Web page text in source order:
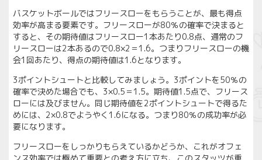
バスケットボールではフリースローをもらうことが、最も得点
効率が高まる要素です。フリースローが80％の確率で決まると
すると、その期待値はフリースロー1本あたり0.8点、通常のフ
リースローは2本あるので0.8×2＝1.6。つまりフリースローの機
会1回あたり、得点の期待値は1.6となります。
3ポイントシュートと比較してみましょう。3ポイントを50％の
確率で決めた場合でも、3×0.5＝1.5。期待値1.5点で、フリース
ローには及びません。同じ期待値を2ポイントシュートで得るた
めには、2×0.8でようやく1.6になる。つまり80％の成功率が必
要になります。
フリースローをしっかりもらえているかどうか、これがオフェ